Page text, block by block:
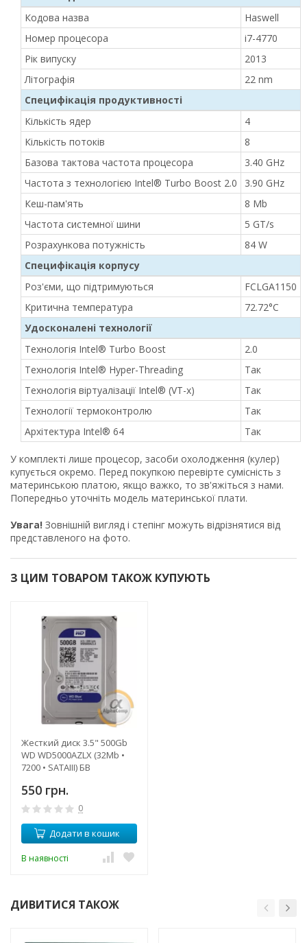
Кодова назва
Haswell
Номер процесора
i7-4770
Рік випуску
2013
Літографія
22 nm
Специфікація продуктивності
Кількість ядер
4
Кількість потоків
8
Базова тактова частота процесора
3.40 GHz
Частота з технологією Intel® Turbo Boost 2.0
3.90 GHz
Кеш-пам'ять
8 Mb
Частота системної шини
5 GT/s
Розрахункова потужність
84 W
Специфікація корпусу
Роз'єми, що підтримуються
FCLGA1150
Критична температура
72.72°C
Удосконалені технології
Технологія Intel® Turbo Boost
2.0
Технологія Intel® Hyper-Threading
Так
Технологія віртуалізації Intel® (VT-x)
Так
Технології термоконтролю
Так
Архітектура Intel® 64
Так
У комплекті лише процесор, засоби охолодження (кулер)
купується окремо. Перед покупкою перевірте сумісність з
материнською платою, якщо важко, то зв'яжіться з нами.
Попередньо уточніть модель материнської плати.
Увага! Зовнішній вигляд і степінг можуть відрізнятися від
представленого на фото.
З ЦИМ ТОВАРОМ ТАКОЖ КУПУЮТЬ
Жесткий диск 3.5" 500Gb
WD WD5000AZLX (32Mb •
7200 • SATAIII) БВ
550 грн.
0
Додати в кошик
В наявності
ДИВИТИСЯ ТАКОЖ